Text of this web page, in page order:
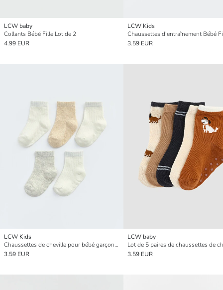
LCW baby
Collants Bébé Fille Lot de 2
4.99 EUR
LCW Kids
3.59 EUR
LCW Kids
Chaussettes de cheville pour bébé garçon Lot de 5 pièces
3.59 EUR
LCW baby
3.59 EUR